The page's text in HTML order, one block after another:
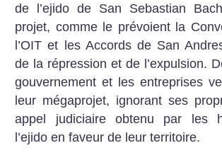
de l’ejido de San Sebastian
projet, comme le prévoient la
l’OIT et les Accords de San
de la répression et de l’expulsion.
gouvernement et les entreprises
leur mégaprojet, ignorant ses
appel judiciaire obtenu par les
l’ejido en faveur de leur territoire.